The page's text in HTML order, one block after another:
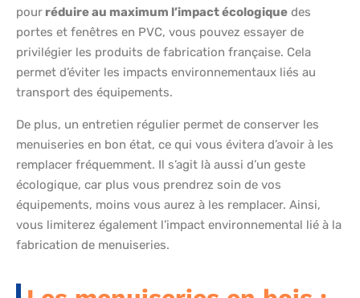
pour réduire au maximum l’impact écologique des
portes et fenêtres en PVC, vous pouvez essayer de
privilégier les produits de fabrication française. Cela
permet d’éviter les impacts environnementaux liés au
transport des équipements.
De plus, un entretien régulier permet de conserver les
menuiseries en bon état, ce qui vous évitera d’avoir à les
remplacer fréquemment. Il s’agit là aussi d’un geste
écologique, car plus vous prendrez soin de vos
équipements, moins vous aurez à les remplacer. Ainsi,
vous limiterez également l’impact environnemental lié à la
fabrication de menuiseries.